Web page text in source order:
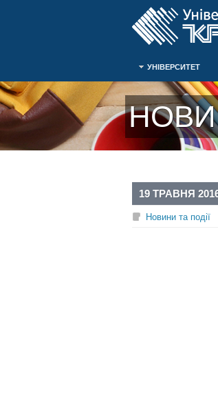
УНІВЕРСИТЕТ
19 ТРАВНЯ
Новини та події